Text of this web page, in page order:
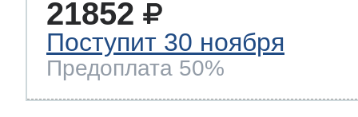
21852
Поступит 30 ноября
Предоплата 50%